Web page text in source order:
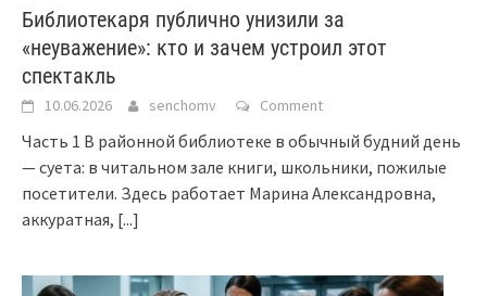
Библиотекаря публично унизили за
«неуважение»: кто и зачем устроил этот
спектакль
10.06.2026 senchomv Comment
Часть 1 В районной библиотеке в обычный будний день
— суета: в читальном зале книги, школьники, пожилые
посетители. Здесь работает Марина Александровна,
аккуратная, [...]